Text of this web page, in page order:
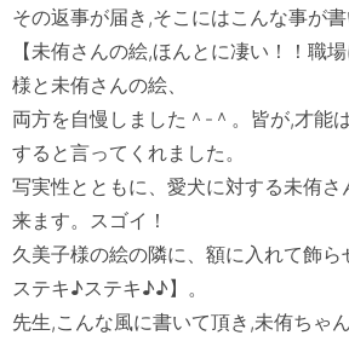
その返事が届き,そこにはこんな事が
【未侑さんの絵,ほんとに凄い！！職
様と未侑さんの絵、
両方を自慢しました＾‐＾。皆が,才能
すると言ってくれました。
写実性とともに、愛犬に対する未侑さ
来ます。スゴイ！
久美子様の絵の隣に、額に入れて飾ら
ステキ♪ステキ♪♪】。
先生,こんな風に書いて頂き,未侑ちゃ